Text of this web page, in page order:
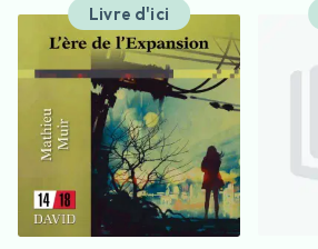
Livre d'ici